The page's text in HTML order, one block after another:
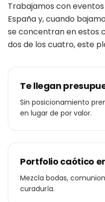
Trabajamos con
España y, cuando
se concentran en estos
dos de los cuatro, este
Te llegan
Sin posicionamiento
en lugar de por valor.
Portfolio caótico
Mezcla bodas,
curaduría.